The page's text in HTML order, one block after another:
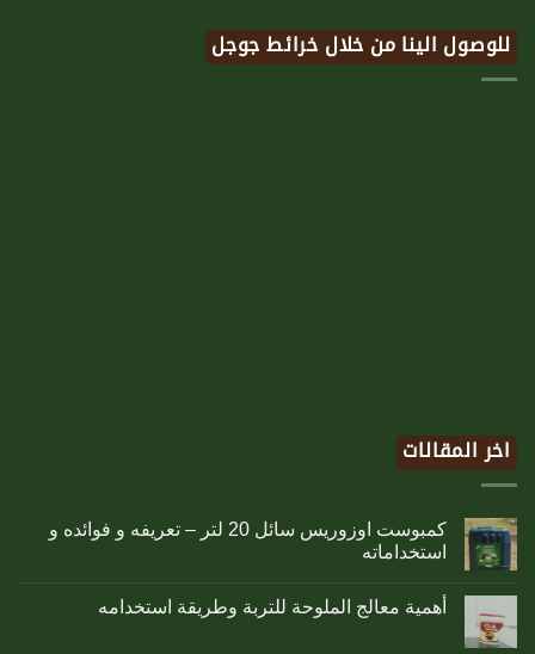
للوصول الينا من خلال خرائط جوجل
اخر المقالات
كمبوست اوزوريس سائل 20 لتر – تعريفه و فوائده و
استخداماته
أهمية معالج الملوحة للتربة وطريقة استخدامه